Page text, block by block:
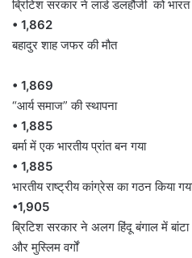
ब्रिटिश सरकार ने लार्ड डलहौजी को
• 1,862
बहादुर शाह जफर की मौत
• 1,869
“आर्य समाज” की स्थापना
• 1,885
बर्मा में एक भारतीय प्रांत बन गया
• 1,885
भारतीय राष्ट्रीय कांग्रेस का गठन किया
•1,905
ब्रिटिश सरकार ने अलग हिंदू बंगाल में बांटा
और मुस्लिम वर्गों